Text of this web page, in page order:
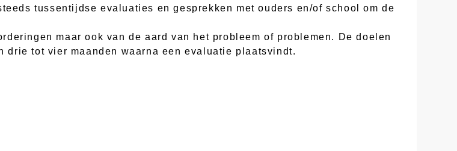
tussentijdse evaluaties en gesprekken met ouders en/of school om de
maar ook van de aard van het probleem of problemen. De doelen
drie tot vier maanden waarna een evaluatie plaatsvindt.